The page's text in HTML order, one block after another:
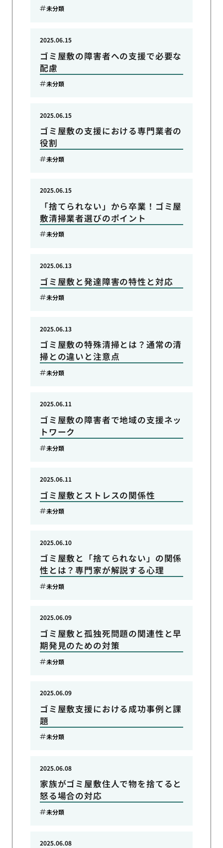
未分類
ゴミ屋敷の障害者への支援で必要な
配慮
2025.06.15
未分類
ゴミ屋敷の支援における専門業者の
役割
2025.06.15
未分類
「捨てられない」から卒業！ゴミ屋
敷清掃業者選びのポイント
2025.06.15
未分類
ゴミ屋敷と発達障害の特性と対応
2025.06.13
未分類
ゴミ屋敷の特殊清掃とは？通常の清
掃との違いと注意点
2025.06.13
未分類
ゴミ屋敷の障害者で地域の支援ネッ
トワーク
2025.06.11
未分類
ゴミ屋敷とストレスの関係性
2025.06.11
未分類
ゴミ屋敷と「捨てられない」の関係
性とは？専門家が解説する心理
2025.06.10
未分類
ゴミ屋敷と孤独死問題の関連性と早
期発見のための対策
2025.06.09
未分類
ゴミ屋敷支援における成功事例と課
題
2025.06.09
未分類
家族がゴミ屋敷住人で物を捨てると
怒る場合の対応
2025.06.08
未分類
2025.06.08